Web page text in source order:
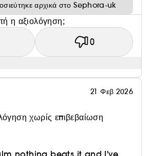
αρχικά στο Sephora-uk
η αξιολόγηση;
0
21 Φεβ 2026
χωρίς επιβεβαίωση
nothing beats it and I've